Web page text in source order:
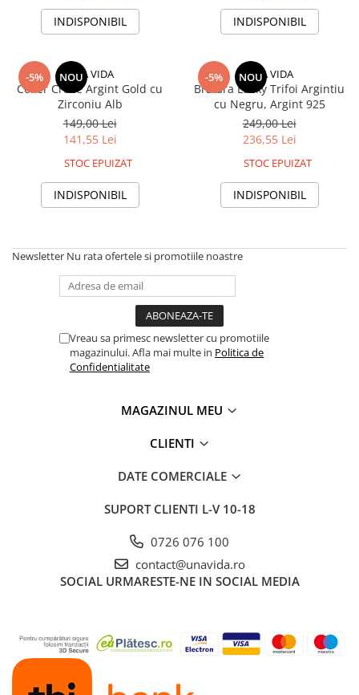
INDISPONIBIL INDISPONIBIL
-5% NOU
UNA VIDA
Colier Cruce Argint Gold cu
Zirconiu Alb
149,00 Lei
141,55 Lei
STOC EPUIZAT
INDISPONIBIL
-5% NOU
UNA VIDA
Bratara Lucky Trifoi Argintiu
cu Negru, Argint 925
249,00 Lei
236,55 Lei
STOC EPUIZAT
INDISPONIBIL
Newsletter Nu rata ofertele si promotiile noastre
Vreau sa primesc newsletter cu promotiile
magazinului. Afla mai multe in Politica de
Confidentialitate
MAGAZINUL MEU
CLIENTI
DATE COMERCIALE
SUPORT CLIENTI L-V 10-18
0726 076 100
contact@unavida.ro
SOCIAL URMARESTE-NE IN SOCIAL MEDIA